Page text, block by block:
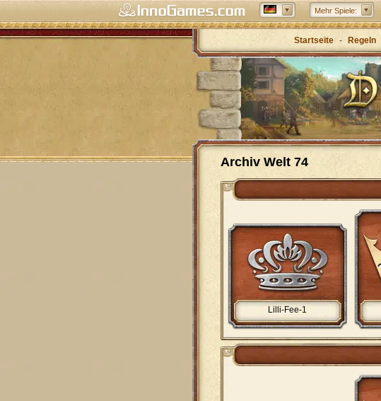
Mehr Spiele:
Startseite - Regeln
Archiv Welt 74
Lilli-Fee-1